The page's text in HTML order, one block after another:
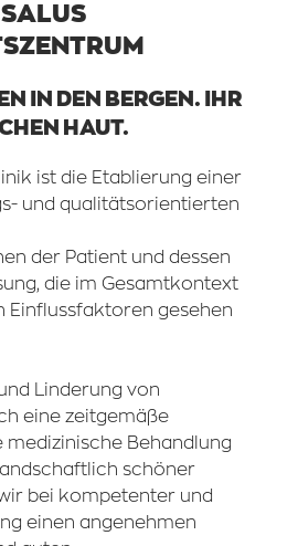
IN DEN BERGEN. IHR
HAUT.
ist die Etablierung einer
und qualitätsorientierten
der Patient und dessen
die im Gesamtkontext
Einflussfaktoren gesehen
Linderung von
eine zeitgemäße
Behandlung
schöner
bei kompetenter und
einen angenehmen